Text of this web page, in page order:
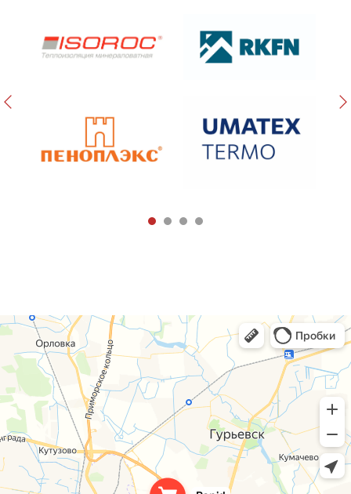
+7 (4012) 38-88-24
sale@rapidkld.ru
Оплата и возврат
Контакты
Поставщикам и перевозчикам
Услуги
Время работы:
Пн-пт 8:00 - 18:00,
Сб 09:00 - 13:00
Адрес:
236001 г. Калининград,
Северный обход, 12
ЗАКАЗАТЬ ЗВОНОК →
Розничный отдел:
+7 (4012) 388-824